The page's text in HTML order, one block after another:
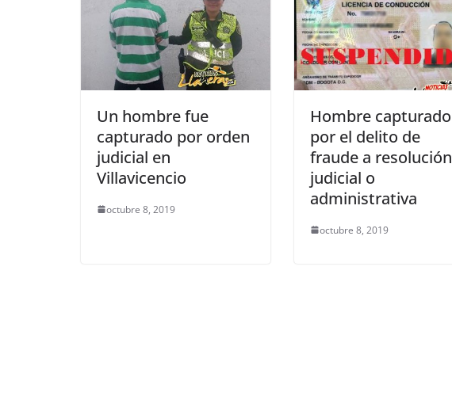
Un hombre fue
capturado por orden
judicial en
Villavicencio
octubre 8, 2019
Hombre capturado
por el delito de
fraude a resolución
judicial o
administrativa
octubre 8, 2019